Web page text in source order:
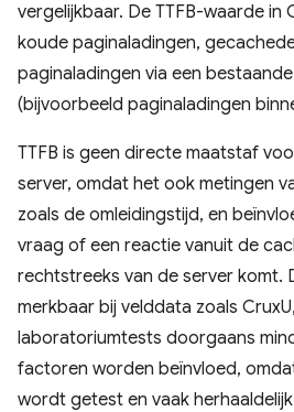
vergelijkbaar. De TTFB-waarde in
koude paginaladingen,
paginaladingen via een
(bijvoorbeeld paginaladingen
TTFB is geen directe maatstaf
server, omdat het ook metingen
zoals de omleidingstijd, en
vraag of een reactie vanuit de
rechtstreeks van de server komt.
merkbaar bij velddata zoals
laboratoriumtests doorgaans
factoren worden beïnvloed,
wordt getest en vaak